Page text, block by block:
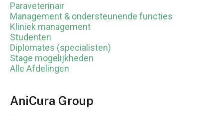
Paraveterinair
Management & ondersteunende functies
Kliniek management
Studenten
Diplomates (specialisten)
Stage mogelijkheden
Alle Afdelingen
AniCura Group